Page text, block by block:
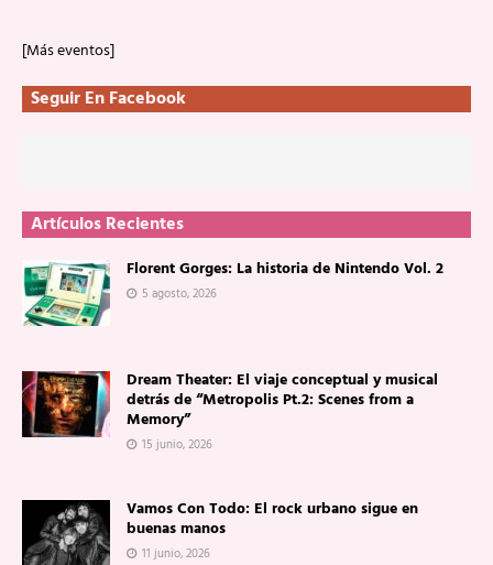
[Más eventos]
Seguir En Facebook
Artículos Recientes
Florent Gorges: La historia de Nintendo Vol. 2
5 agosto, 2026
Dream Theater: El viaje conceptual y musical
detrás de “Metropolis Pt.2: Scenes from a
Memory”
15 junio, 2026
Vamos Con Todo: El rock urbano sigue en
buenas manos
11 junio, 2026